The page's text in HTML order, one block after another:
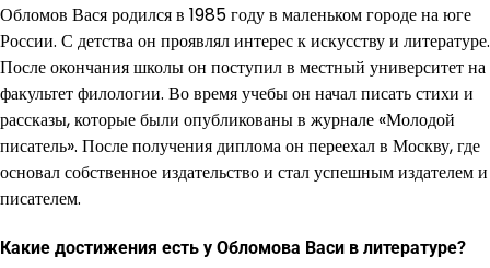
Обломов Вася родился в 1985 году в маленьком городе на юге
России. С детства он проявлял интерес к искусству и литературе.
После окончания школы он поступил в местный университет на
факультет филологии. Во время учебы он начал писать стихи и
рассказы, которые были опубликованы в журнале «Молодой
писатель». После получения диплома он переехал в Москву, где
основал собственное издательство и стал успешным издателем и
писателем.
Какие достижения есть у Обломова Васи в литературе?